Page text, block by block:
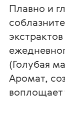
Плавно и
(Голубая
Аромат,
воплощает